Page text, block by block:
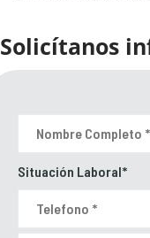
Solicítanos
Situación Laboral*